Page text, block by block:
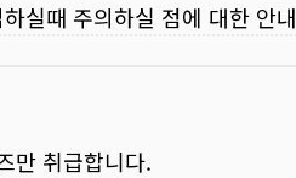
실때 주의하실 점에 대한 안내
만 취급합니다.